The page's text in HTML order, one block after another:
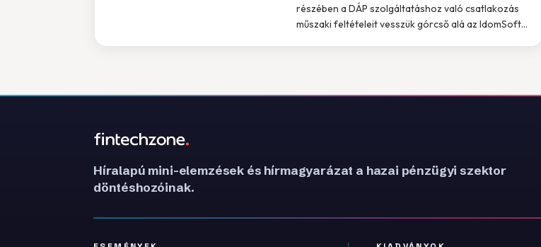
részében a DÁP szolgáltatáshoz való csatlakozás
műszaki feltételeit vesszük górcső alá az IdomSoft...
Híralapú mini-elemzések és hírmagyarázat a hazai pénzügyi szektor
döntéshozóinak.